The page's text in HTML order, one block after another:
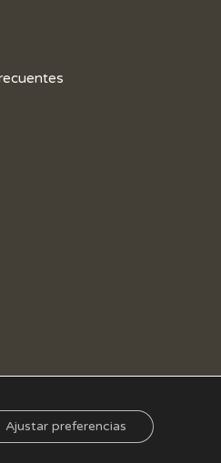
Ajustar preferencias